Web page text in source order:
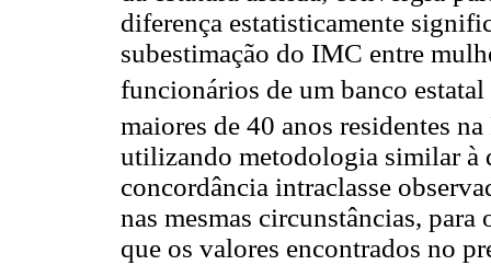
diferença estatisticamente
subestimação do IMC entre
funcionários de um banco
maiores de 40 anos residentes
utilizando metodologia similar à
concordância intraclasse
nas mesmas circunstâncias,
que os valores encontrados no